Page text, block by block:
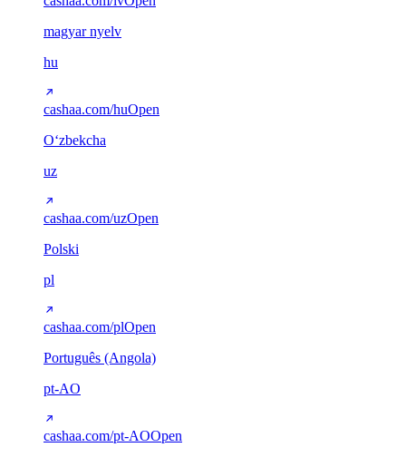
magyar nyelv
hu
cashaa.com/huOpen
Oʻzbekcha
uz
cashaa.com/uzOpen
Polski
pl
cashaa.com/plOpen
Português (Angola)
pt-AO
cashaa.com/pt-AOOpen